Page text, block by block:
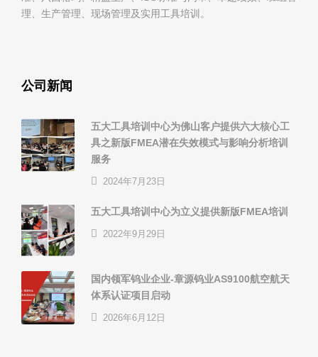
理、生产管理、现场管理及实用工具培训。
公司新闻
五大工具培训中心为佛山客户提供六大核心工
具之新版FMEA潜在失效模式与影响分析培训
服务
2024年7月23日
五大工具培训中心为立义提供新版FMEA培训
2022年9月29日
国内领军钨业企业-章源钨业AS9100航空航天
体系认证项目启动
2026年6月12日